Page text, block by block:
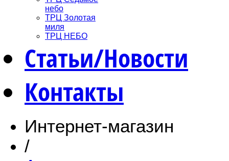
небо
ТРЦ Золотая
миля
ТРЦ НЕБО
Статьи/Новости
Контакты
Интернет-магазин
/